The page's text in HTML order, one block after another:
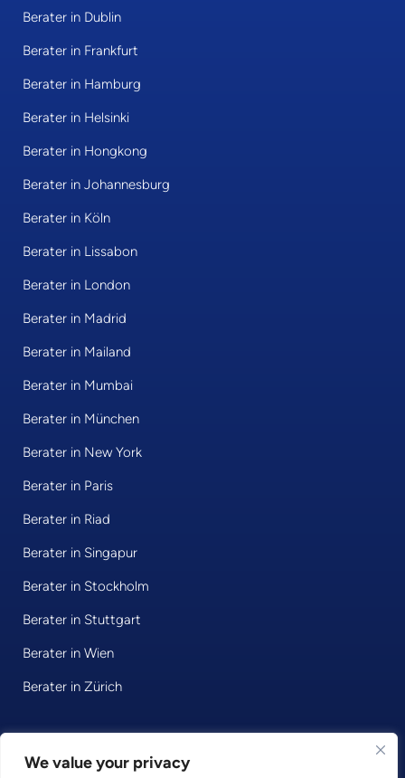
We value your privacy
Berater in Dublin
Berater in Frankfurt
Berater in Hamburg
Berater in Helsinki
Berater in Hongkong
Berater in Johannesburg
Berater in Köln
Berater in Lissabon
Berater in London
Berater in Madrid
Berater in Mailand
Berater in Mumbai
Berater in München
Berater in New York
Berater in Paris
Berater in Riad
Berater in Singapur
Berater in Stockholm
Berater in Stuttgart
Berater in Wien
Berater in Zürich
© 2026 • Consultport GmbH